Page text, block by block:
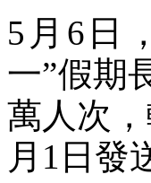
5月6日
一”假期
萬人次
月1日發